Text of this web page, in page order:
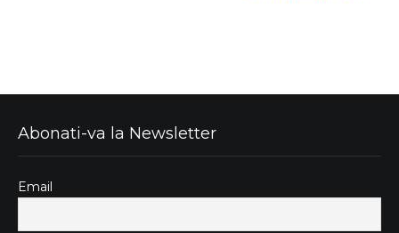
Abonati-va la Newsletter
Email